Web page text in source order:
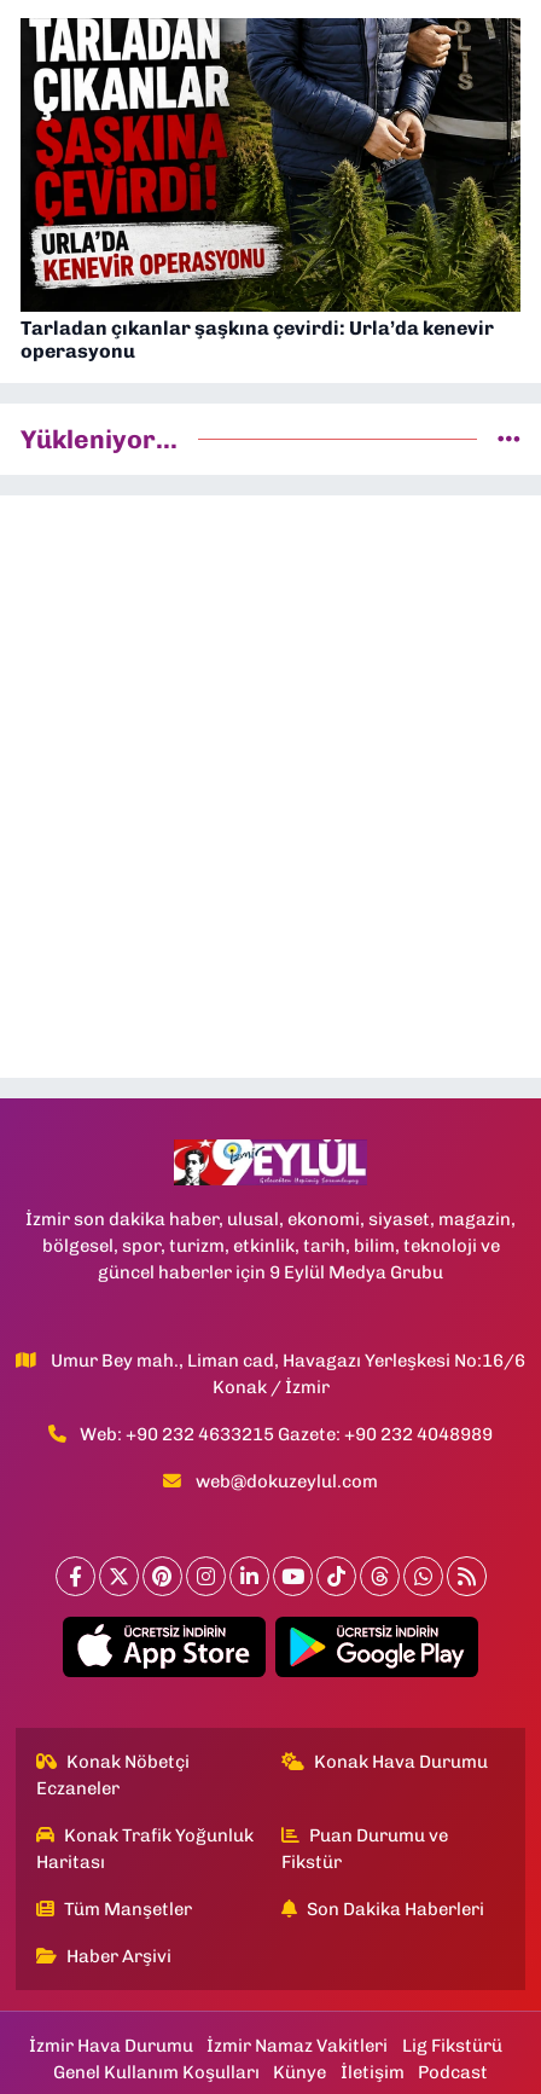
Tarladan çıkanlar şaşkına çevirdi: Urla’da kenevir
operasyonu
Yükleniyor...
İzmir son dakika haber, ulusal, ekonomi, siyaset, magazin,
bölgesel, spor, turizm, etkinlik, tarih, bilim, teknoloji ve
güncel haberler için 9 Eylül Medya Grubu
Umur Bey mah., Liman cad, Havagazı Yerleşkesi No:16/6
Konak / İzmir
Web: +90 232 4633215 Gazete: +90 232 4048989
web@dokuzeylul.com
Konak Nöbetçi
Eczaneler
Konak Hava Durumu
Konak Trafik Yoğunluk
Haritası
Puan Durumu ve
Fikstür
Tüm Manşetler Son Dakika Haberleri
Haber Arşivi
İzmir Hava Durumu İzmir Namaz Vakitleri
Lig Fikstürü
Genel Kullanım Koşulları
Künye İletişim Podcast